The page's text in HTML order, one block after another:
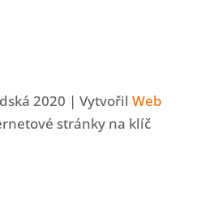
2020 | Vytvořil Web
stránky na klíč